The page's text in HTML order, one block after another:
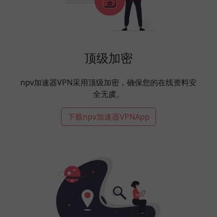
顶级加密
npv加速器VPN采用顶级加密，确保您的在线资料安
全无虞。
下载npv加速器VPNApp